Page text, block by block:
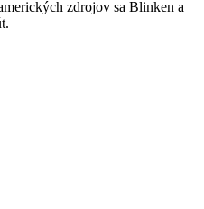
zdrojov sa Blinken a